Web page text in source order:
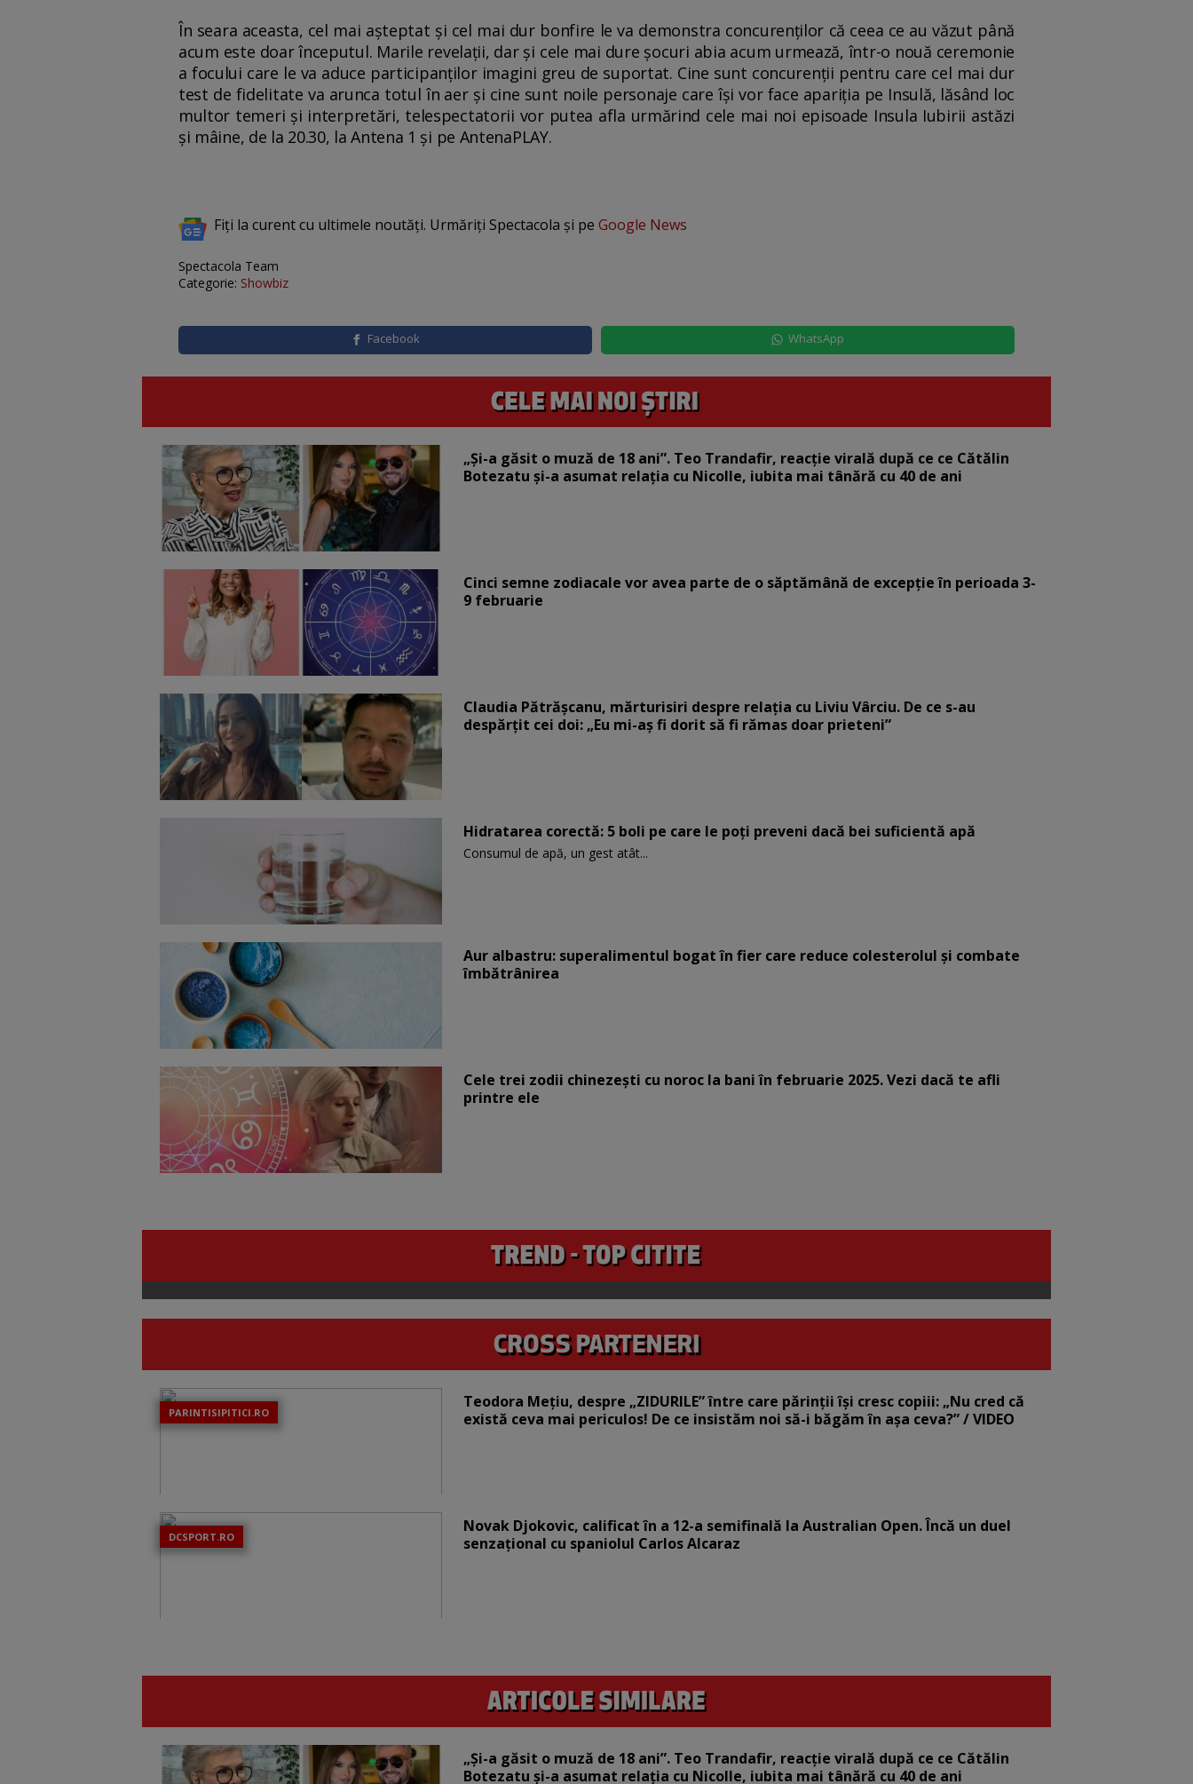
În seara aceasta, cel mai aşteptat şi cel mai dur bonfire le va demonstra concurenţilor că ceea ce au văzut până
acum este doar începutul. Marile revelaţii, dar şi cele mai dure şocuri abia acum urmează, într-o nouă ceremonie
a focului care le va aduce participanţilor imagini greu de suportat. Cine sunt concurenţii pentru care cel mai dur
test de fidelitate va arunca totul în aer şi cine sunt noile personaje care îşi vor face apariţia pe Insulă, lăsând loc
multor temeri şi interpretări, telespectatorii vor putea afla urmărind cele mai noi episoade Insula Iubirii astăzi
şi mâine, de la 20.30, la Antena 1 şi pe AntenaPLAY.
Fiți la curent cu ultimele noutăți. Urmăriți Spectacola și pe Google News
Spectacola Team
Categorie: Showbiz
Facebook WhatsApp
„Și-a găsit o muză de 18 ani”. Teo Trandafir, reacție virală după ce ce Cătălin
Botezatu și-a asumat relația cu Nicolle, iubita mai tânără cu 40 de ani
Cinci semne zodiacale vor avea parte de o săptămână de excepție în perioada 3-
9 februarie
Claudia Pătrășcanu, mărturisiri despre relația cu Liviu Vârciu. De ce s-au
despărțit cei doi: „Eu mi-aș fi dorit să fi rămas doar prieteni”
Hidratarea corectă: 5 boli pe care le poți preveni dacă bei suficientă apă
Consumul de apă, un gest atât...
Aur albastru: superalimentul bogat în fier care reduce colesterolul și combate
îmbătrânirea
Cele trei zodii chinezești cu noroc la bani în februarie 2025. Vezi dacă te afli
printre ele
PARINTISIPITICI.RO
Teodora Mețiu, despre „ZIDURILE” între care părinții își cresc copiii: „Nu cred că
există ceva mai periculos! De ce insistăm noi să-i băgăm în așa ceva?” / VIDEO
DCSPORT.RO
Novak Djokovic, calificat în a 12-a semifinală la Australian Open. Încă un duel
senzațional cu spaniolul Carlos Alcaraz
„Și-a găsit o muză de 18 ani”. Teo Trandafir, reacție virală după ce ce Cătălin
Botezatu și-a asumat relația cu Nicolle, iubita mai tânără cu 40 de ani